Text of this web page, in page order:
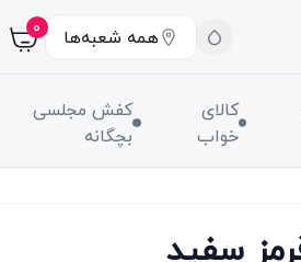
همه شعبه‌ها ۰
کالای
خواب
کفش مجلسی
بچگانه
سفید